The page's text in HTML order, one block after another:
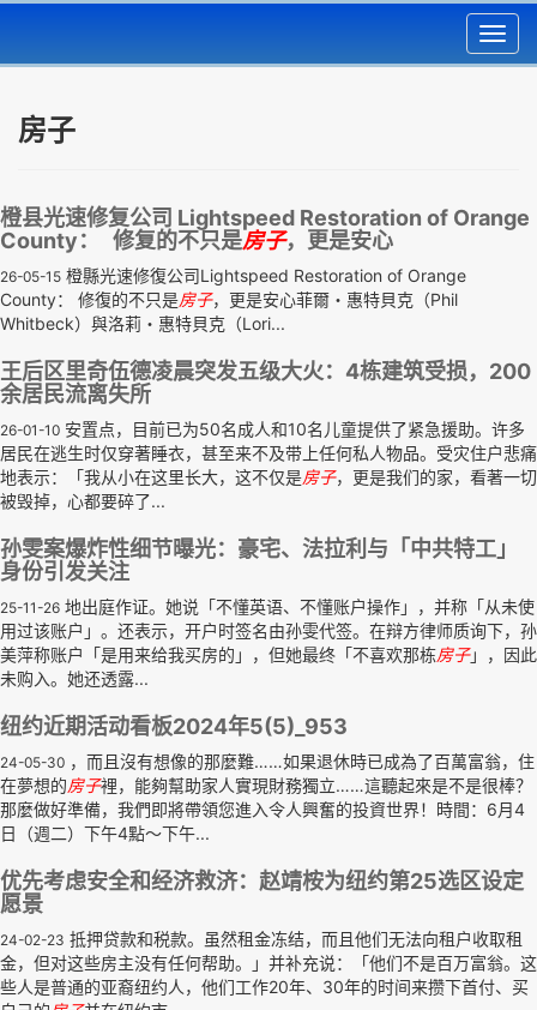
房子
橙县光速修复公司 Lightspeed Restoration of Orange
County： 修复的不只是房子，更是安心
26-05-15 橙縣光速修復公司Lightspeed Restoration of Orange
County： 修復的不只是房子，更是安心菲爾・惠特貝克（Phil
Whitbeck）與洛莉・惠特貝克（Lori...
王后区里奇伍德凌晨突发五级大火：4栋建筑受损，200
余居民流离失所
26-01-10 安置点，目前已为50名成人和10名儿童提供了紧急援助。许多
居民在逃生时仅穿著睡衣，甚至来不及带上任何私人物品。受灾住户悲痛
地表示：「我从小在这里长大，这不仅是房子，更是我们的家，看著一切
被毁掉，心都要碎了...
孙雯案爆炸性细节曝光：豪宅、法拉利与「中共特工」
身份引发关注
25-11-26 地出庭作证。她说「不懂英语、不懂账户操作」，并称「从未使
用过该账户」。还表示，开户时签名由孙雯代签。在辩方律师质询下，孙
美萍称账户「是用来给我买房的」，但她最终「不喜欢那栋房子」，因此
未购入。她还透露...
纽约近期活动看板2024年5(5)_953
24-05-30 ，而且沒有想像的那麼難……如果退休時已成為了百萬富翁，住
在夢想的房子裡，能夠幫助家人實現財務獨立……這聽起來是不是很棒？
那麼做好準備，我們即將帶領您進入令人興奮的投資世界！時間：6月4
日（週二）下午4點～下午...
优先考虑安全和经济救济：赵靖桉为纽约第25选区设定
愿景
24-02-23 抵押贷款和税款。虽然租金冻结，而且他们无法向租户收取租
金，但对这些房主没有任何帮助。」并补充说：「他们不是百万富翁。这
些人是普通的亚裔纽约人，他们工作20年、30年的时间来攒下首付、买